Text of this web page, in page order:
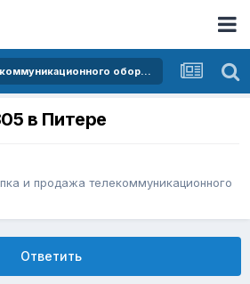
Покупка и продажа телекоммуникационного оборудования
в Питере
и продажа телекоммуникационного
Ответить